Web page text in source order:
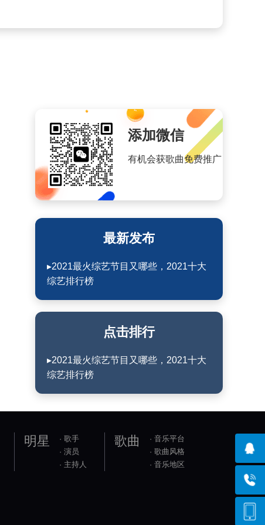
添加微信
有机会获歌曲免费推广
最新发布
▸2021最火综艺节目又哪些，2021十大
综艺排行榜
点击排行
▸2021最火综艺节目又哪些，2021十大
综艺排行榜
歌曲
· 音乐平台
· 歌曲风格
· 音乐地区
明星
· 歌手
· 演员
· 主持人